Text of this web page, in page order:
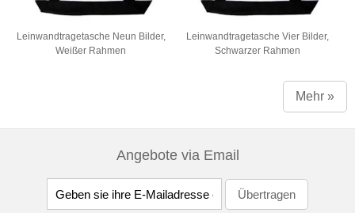
Leinwandtragetasche Neun Bilder,
Weißer Rahmen
Leinwandtragetasche Vier Bilder,
Schwarzer Rahmen
Mehr »
Angebote via Email